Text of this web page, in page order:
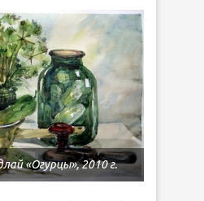
«Огурцы», 2010 г.